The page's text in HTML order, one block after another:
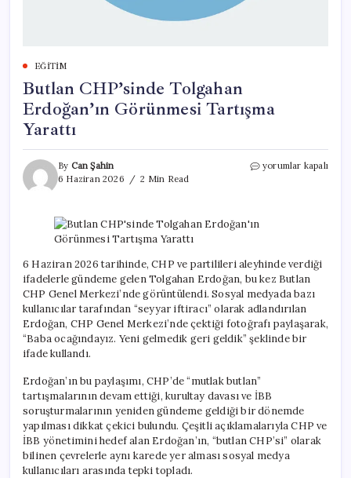
EĞITIM
Butlan CHP’sinde Tolgahan
Erdoğan’ın Görünmesi Tartışma
Yarattı
By Can Şahin
6 Haziran 2026
2 Min Read
Butlan
için
yorumlar kapalı
6 Haziran 2026 tarihinde, CHP ve partilileri aleyhinde verdiği
ifadelerle gündeme gelen Tolgahan Erdoğan, bu kez Butlan
CHP Genel Merkezi’nde görüntülendi. Sosyal medyada bazı
kullanıcılar tarafından “seyyar iftiracı” olarak adlandırılan
Erdoğan, CHP Genel Merkezi’nde çektiği fotoğrafı paylaşarak,
“Baba ocağındayız. Yeni gelmedik geri geldik” şeklinde bir
ifade kullandı.
Erdoğan’ın bu paylaşımı, CHP’de “mutlak butlan”
tartışmalarının devam ettiği, kurultay davası ve İBB
soruşturmalarının yeniden gündeme geldiği bir dönemde
yapılması dikkat çekici bulundu. Çeşitli açıklamalarıyla CHP ve
İBB yönetimini hedef alan Erdoğan’ın, “butlan CHP’si” olarak
bilinen çevrelerle aynı karede yer alması sosyal medya
kullanıcıları arasında tepki topladı.